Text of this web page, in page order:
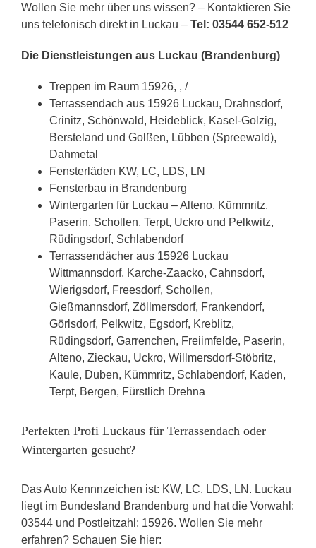
Wollen Sie mehr über uns wissen? – Kontaktieren Sie
uns telefonisch direkt in Luckau – Tel: 03544 652-512
Die Dienstleistungen aus Luckau (Brandenburg)
Treppen im Raum 15926, , /
Terrassendach aus 15926 Luckau, Drahnsdorf,
Crinitz, Schönwald, Heideblick, Kasel-Golzig,
Bersteland und Golßen, Lübben (Spreewald),
Dahmetal
Fensterläden KW, LC, LDS, LN
Fensterbau in Brandenburg
Wintergarten für Luckau – Alteno, Kümmritz,
Paserin, Schollen, Terpt, Uckro und Pelkwitz,
Rüdingsdorf, Schlabendorf
Terrassendächer aus 15926 Luckau
Wittmannsdorf, Karche-Zaacko, Cahnsdorf,
Wierigsdorf, Freesdorf, Schollen,
Gießmannsdorf, Zöllmersdorf, Frankendorf,
Görlsdorf, Pelkwitz, Egsdorf, Kreblitz,
Rüdingsdorf, Garrenchen, Freiimfelde, Paserin,
Alteno, Zieckau, Uckro, Willmersdorf-Stöbritz,
Kaule, Duben, Kümmritz, Schlabendorf, Kaden,
Terpt, Bergen, Fürstlich Drehna
Perfekten Profi Luckaus für Terrassendach oder
Wintergarten gesucht?
Das Auto Kennnzeichen ist: KW, LC, LDS, LN. Luckau
liegt im Bundesland Brandenburg und hat die Vorwahl:
03544 und Postleitzahl: 15926. Wollen Sie mehr
erfahren? Schauen Sie hier: